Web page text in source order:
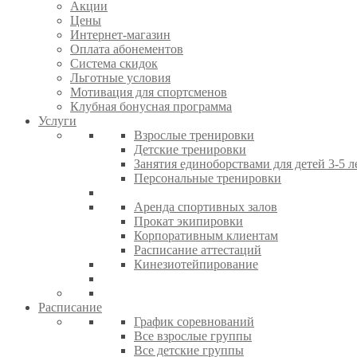
Акции
Цены
Интернет-магазин
Оплата абонементов
Система скидок
Льготные условия
Мотивация для спортсменов
Клубная бонусная программа
Услуги
Взрослые тренировки
Детские тренировки
Занятия единоборствами для детей 3-5
Персональные тренировки
Аренда спортивных залов
Прокат экипировки
Корпоративным клиентам
Расписание аттестаций
Кинезиотейпирование
Расписание
График соревнований
Все взрослые группы
Все детские группы